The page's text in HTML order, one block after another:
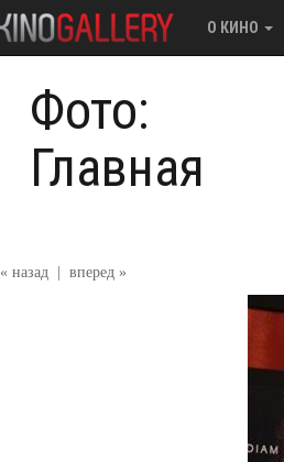
О КИНО
Фото:
Главная
« назад вперед »